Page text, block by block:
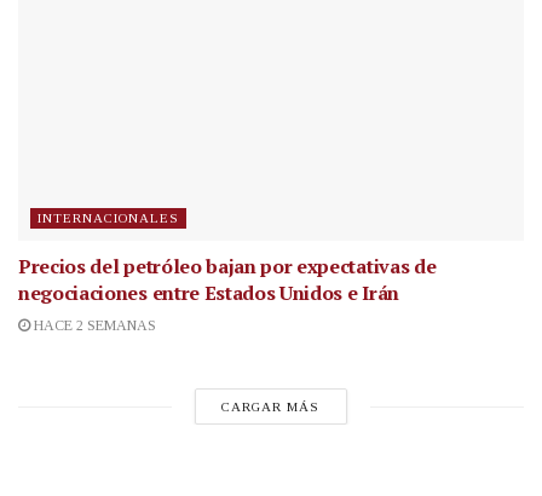
INTERNACIONALES
Precios del petróleo bajan por expectativas de
negociaciones entre Estados Unidos e Irán
HACE 2 SEMANAS
CARGAR MÁS